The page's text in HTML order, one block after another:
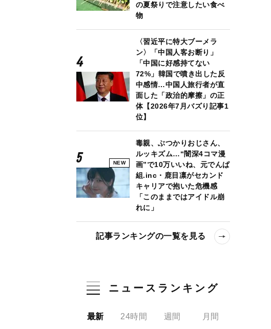
の夏祭りで注意したい食べ
物
〈習近平に特大ブーメラ
ン〉「中国人客お断り」
「中国に好感持てない
72%」韓国で噴き出した反
中感情…中国人旅行者が直
面した「政治的摩擦」の正
体【2026年7月バズり記事1
位】
NEW
毒親、ぶつかりおじさん、
ルッキズム…“闇深4コマ漫
画”で10万いいね、元でんぱ
組.inc・鹿目凛がセカンド
キャリアで抱いた危機感
「このままではアイドル崩
れに」
記事ランキングの一覧を見る
ニュースランキング
最新 24時間 週間 月間